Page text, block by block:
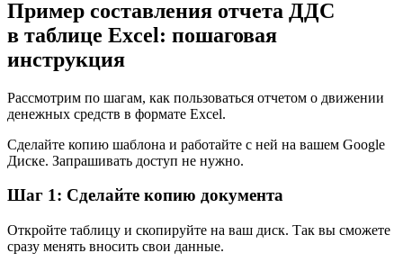
Пример составления отчета ДДС
в таблице Excel: пошаговая
инструкция
Рассмотрим по шагам, как пользоваться отчетом о движении
денежных средств в формате Excel.
Сделайте копию шаблона и работайте с ней на вашем Google
Диске. Запрашивать доступ не нужно.
Шаг 1: Сделайте копию документа
Откройте таблицу и скопируйте на ваш диск. Так вы сможете
сразу менять вносить свои данные.